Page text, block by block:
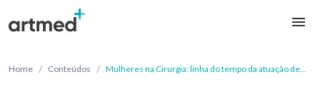
Home / Conteúdos / Mulheres na Cirurgia: linha do tempo da atuação de